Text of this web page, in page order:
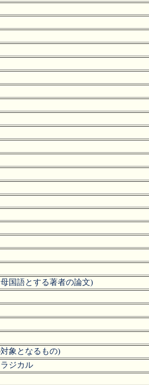
国語とする著者の論文)
象となるもの)
ジカル